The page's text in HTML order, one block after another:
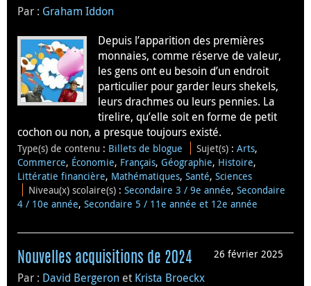
Par : Graham Iddon
Depuis l’apparition des premières
monnaies, comme réserve de valeur,
les gens ont eu besoin d’un endroit
particulier pour garder leurs shekels,
leurs drachmes ou leurs pennies. La
tirelire, qu’elle soit en forme de petit
cochon ou non, a presque toujours existé.
Type(s) de contenu : Billets de blogue Sujet(s) :Arts,
Commerce, Économie, Français, Géographie, Histoire,
Littératie financière, Mathématiques, Santé, Sciences
Niveau(x) scolaire(s) :Secondaire 3 / 9e année,Secondaire
4 / 10e année, Secondaire 5 / 11e année et 12e année
26 février 2025
Nouvelles acquisitions de 2024
Par : David Bergeron et Krista Broeckx